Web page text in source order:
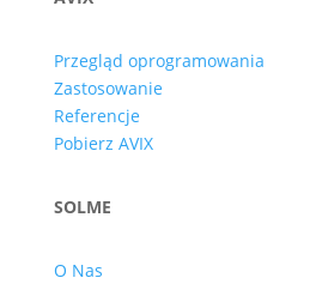
Przegląd oprogramowania
Zastosowanie
Referencje
Pobierz AVIX
SOLME
O Nas